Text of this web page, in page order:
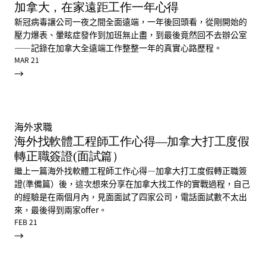
加拿大，在家遠距工作一年心得
新冠病毒讓公司一夜之間全面遠端，一年後回頭看，從剛開始的
壓力爆表、暈眩症發作到加班無止盡，到最後竟然回不去辦公室
——記錄在加拿大全遠端工作整整一年的真實心路歷程。
MAR 21
→
海外求職
海外找軟體工程師工作心得—加拿大打工度假
轉正職簽證(面試篇）
繼上一篇海外找軟體工程師工作心得—加拿大打工度假轉正職簽
證(準備篇）後，這次想來分享在加拿大找工作的實戰過程，自己
的經驗是在兩個月內，見面面試了四家公司，電話面試數不太出
來，最後得到兩家offer。
FEB 21
→